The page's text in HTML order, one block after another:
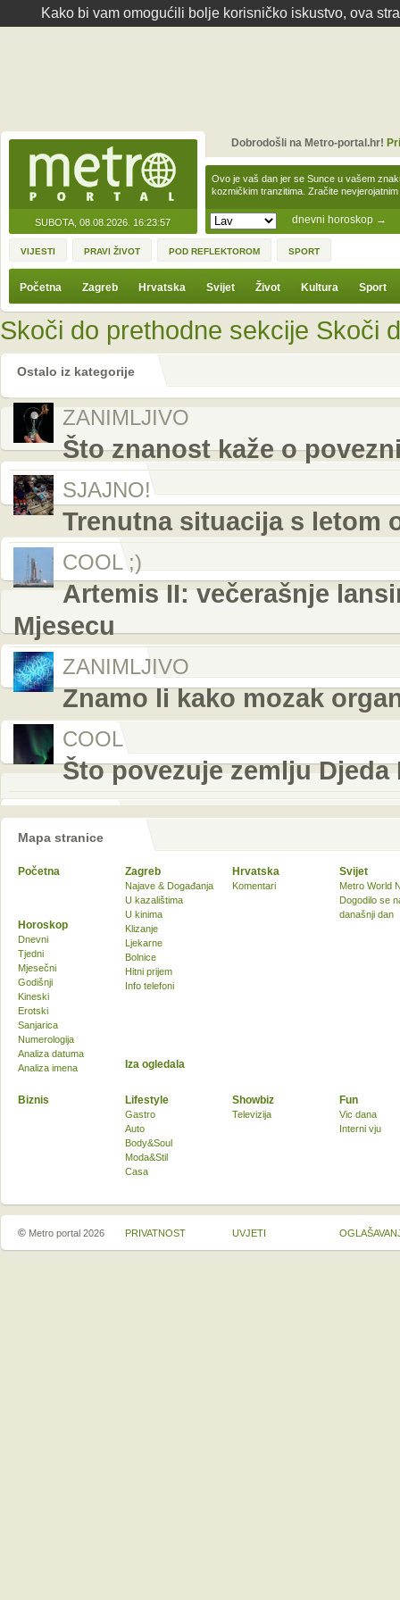
Kako bi vam omogućili bolje korisničko iskustvo, ova
SUBOTA, 08.08.2026. 16:23:57 dnevni horoskop →
Ovo je vaš dan jer se Sunce u vašem
kozmičkim tranzitima. Zračite
Dobrodošli na Metro-portal.hr!
VIJESTI PRAVI ŽIVOT POD REFLEKTOROM SPORT
Početna Zagreb Hrvatska Svijet Život Kultura Sport
Skoči do prethodne sekcije Skoči
Ostalo iz kategorije
ZANIMLJIVO
Što znanost kaže o
SJAJNO!
Trenutna situacija s letom
COOL ;)
Artemis II: večerašnje
Mjesecu
ZANIMLJIVO
Znamo li kako mozak
COOL
Što povezuje zemlju
Mapa stranice
Početna Zagreb
Najave & Događanja
U kazalištima
U kinima
Klizanje
Ljekarne
Bolnice
Hitni prijem
Info telefoni
Hrvatska
Komentari
Svijet
Metro World
Dogodilo se
današnji dan
Biznis Lifestyle
Gastro
Auto
Body&Soul
Moda&Stil
Casa
Showbiz
Televizija
Fun
Vic dana
Interni vju
Horoskop
Dnevni
Tjedni
Mjesečni
Godišnji
Kineski
Erotski
Sanjarica
Numerologija
Analiza datuma
Analiza imena
Iza ogledala
© Metro portal 2026 PRIVATNOST UVJETI